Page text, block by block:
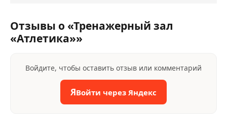
Отзывы о «Тренажерный зал
«Атлетика»»
Войдите, чтобы оставить отзыв или комментарий
ЯВойти через Яндекс